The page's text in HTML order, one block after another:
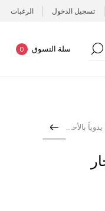
تسجيل الدخول الرغبات
سلة التسوق 0
قلادة مصنوعة يدوياً بالأحجا...